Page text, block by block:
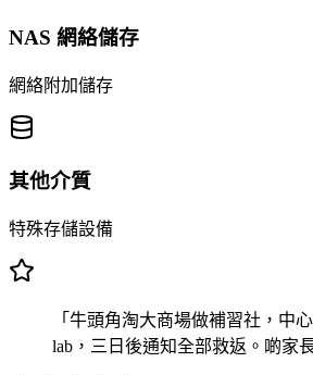
NAS 網絡儲存
網絡附加儲存
其他介質
特殊存儲設備
「牛頭角淘大商場做補習社，中
lab，三日後通知全部救返。啲家